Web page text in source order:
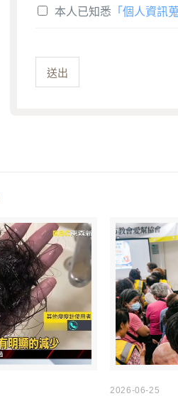
本人已知悉 「個人資訊
送出
2026-06-25